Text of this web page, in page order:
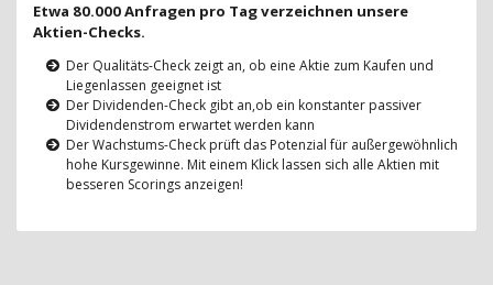
Etwa 80.000 Anfragen pro Tag verzeichnen unsere
Aktien-Checks.
Der Qualitäts-Check zeigt an, ob eine Aktie zum Kaufen und
Liegenlassen geeignet ist
Der Dividenden-Check gibt an,ob ein konstanter passiver
Dividendenstrom erwartet werden kann
Der Wachstums-Check prüft das Potenzial für außergewöhnlich
hohe Kursgewinne. Mit einem Klick lassen sich alle Aktien mit
besseren Scorings anzeigen!